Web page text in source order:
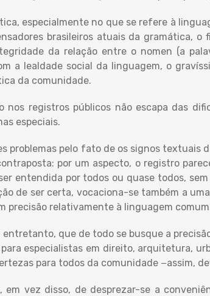
especialmente no que se refere à
brasileiros atuais da gramática,
da relação entre o nomen (a
a lealdade social da linguagem, o
da comunidade.
nos registros públicos não escapa das
especiais.
problemas pelo fato de os signos
por um aspecto, o registro
entendida por todos ou quase todos,
de ser certa, vocaciona-se também a
precisão relativamente à linguagem
entretanto, que de todo se busque a
especialistas em direito, arquitetura,
para todos da comunidade −assim,
em vez disso, de desprezar-se a